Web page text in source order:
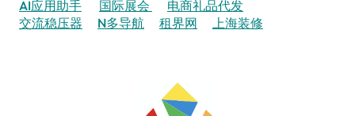
AI应用助手
国际展会
电商礼品代发
交流稳压器
N多导航 租界网 上海装修